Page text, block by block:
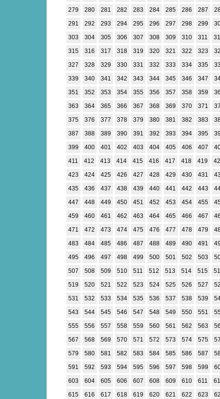
279
280 281 282 283 284 285 286 287
291
292 293 294 295 296 297 298 299
303
304 305 306 307 308 309 310 311
315
316 317 318 319 320 321 322 323
327
328 329 330 331 332 333 334 335
339
340 341 342 343 344 345 346 347
351
352 353 354 355 356 357 358 359
363
364 365 366 367 368 369 370 371
375
376 377 378 379 380 381 382 383
387
388 389 390 391 392 393 394 395
399
400 401 402 403 404 405 406 407
411
412 413 414 415 416 417 418 419
423
424 425 426 427 428 429 430 431
435
436 437 438 439 440 441 442 443
447
448 449 450 451 452 453 454 455
459
460 461 462 463 464 465 466 467
471
472 473 474 475 476 477 478 479
483
484 485 486 487 488 489 490 491
495
496 497 498 499 500 501 502 503
507
508 509 510 511 512 513 514 515
519
520 521 522 523 524 525 526 527
531
532 533 534 535 536 537 538 539
543
544 545 546 547 548 549 550 551
555
556 557 558 559 560 561 562 563
567
568 569 570 571 572 573 574 575
579
580 581 582 583 584 585 586 587
591
592 593 594 595 596 597 598 599
603
604 605 606 607 608 609 610 611
615
616 617 618 619 620 621 622 623